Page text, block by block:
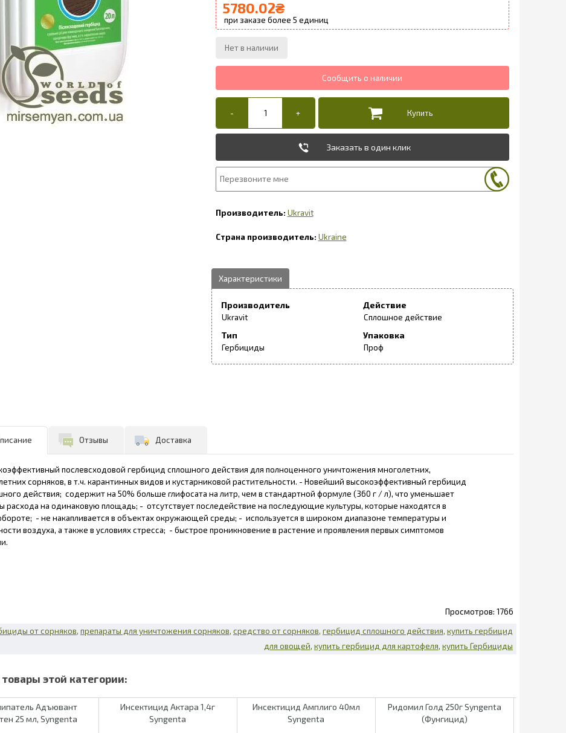
5780.02₴
5
Заказать в один клик
Ukravit
Ukraine
Производитель
Ukravit
Действие
Сплошное действие
Тип
Гербициды
Упаковка
Проф
Отзывы Доставка
послевсходовой гербицид сплошного действия для полноценного уничтожения многолетних,
сорняков, в т.ч. карантинных видов и кустарниковой растительности. - Новейший высокоэффективный гербицид
действия; содержит на 50% больше глифосата на литр, чем в стандартной формуле (360 г / л), что уменьшает
расхода на одинаковую площадь; - отсутствует последействие на последующие культуры, которые находятся в
- не накапливается в объектах окружающей среды; - используется в широком диапазоне температуры и
воздуха, а также в условиях стресса; - быстрое проникновение в растение и проявления первых симптомов
1766
от сорняков препараты для уничтожения сорняков средство от сорняков гербицид сплошного действия купить гербицид
для овощей купить гербицид для картофеля купить Гербициды
Адъювант
25 мл, Syngenta
Инсектицид Актара 1,4г
Syngenta
Инсектицид Амплиго 40мл
Syngenta
Ридомил Голд 250г Syngenta
(Фунгицид)